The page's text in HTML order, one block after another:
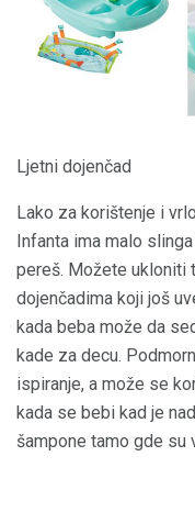
Ljetni dojenčad
Lako za korištenje i
Infanta ima malo
pereš. Možete ukloniti
dojenčadima koji još
kada beba može da
kade za decu.
ispiranje, a može se
kada se bebi kad je
šampone tamo gde su